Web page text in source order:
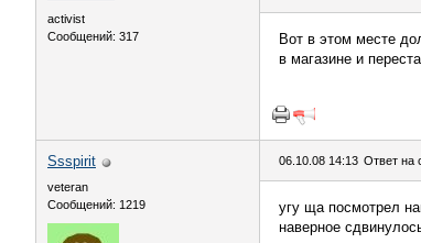
activist
Сообщений: 317
Вот в этом месте
в магазине и
Ssspirit
veteran
Сообщений: 1219
06.10.08 14:13 Ответ на
угу ща посмотрел
наверное